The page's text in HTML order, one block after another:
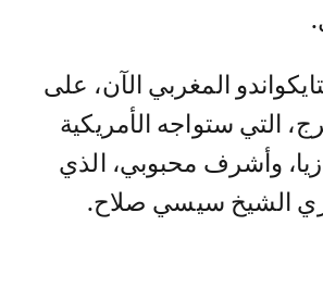
المغربي الآن، على
التي ستواجه الأمريكية
وأشرف محبوبي، الذي
الشيخ سيسي صلاح.